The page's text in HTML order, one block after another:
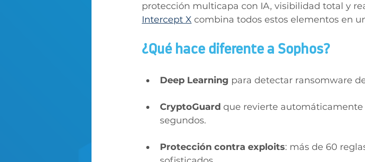
protección multicapa con IA, visibilidad total y
Intercept X combina todos estos elementos en
¿Qué hace diferente a Sophos?
Deep Learning para detectar ransomware
CryptoGuard que revierte automáticamente
segundos.
Protección contra exploits: más de 60